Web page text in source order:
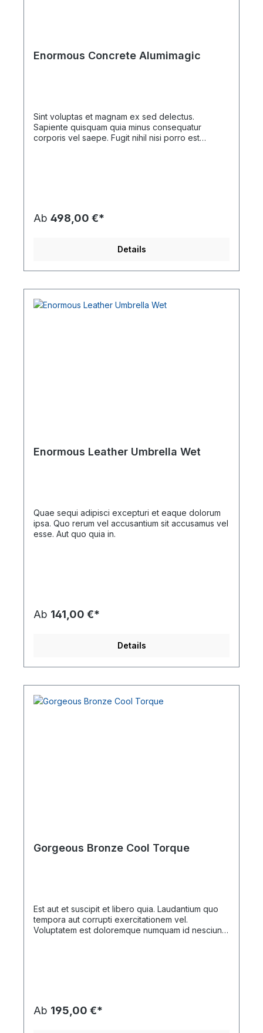
Enormous Concrete Alumimagic
Sint voluptas et magnam ex sed delectus.
Sapiente quisquam quia minus consequatur
corporis vel saepe. Fugit nihil nisi porro est
Ab 498,00 €*
Details
Enormous Leather Umbrella Wet
Quae sequi adipisci excepturi et eaque dolorum
ipsa. Quo rerum vel accusantium sit accusamus vel
esse. Aut quo quia in.
Ab 141,00 €*
Details
Gorgeous Bronze Cool Torque
Est aut et suscipit et libero quia. Laudantium quo
tempora aut corrupti exercitationem vel.
Voluptatem est doloremque numquam id nesciunt
Ab 195,00 €*